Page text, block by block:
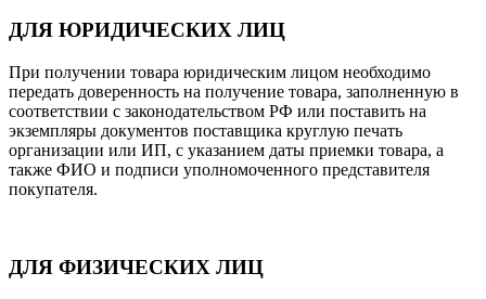
ДЛЯ ЮРИДИЧЕСКИХ ЛИЦ
При получении товара юридическим лицом необходимо
передать доверенность на получение товара, заполненную в
соответствии с законодательством РФ или поставить на
экземпляры документов поставщика круглую печать
организации или ИП, с указанием даты приемки товара, а
также ФИО и подписи уполномоченного представителя
покупателя.
ДЛЯ ФИЗИЧЕСКИХ ЛИЦ